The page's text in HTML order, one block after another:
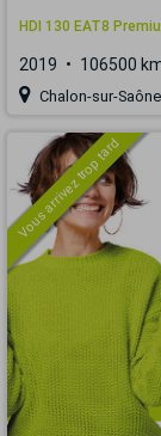
HDI 130 EAT8
2019 106500
Chalon-sur-
Vous arrivez trop tard